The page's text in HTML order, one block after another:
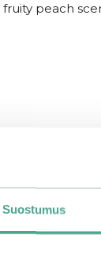
Suostumus
fruity peach